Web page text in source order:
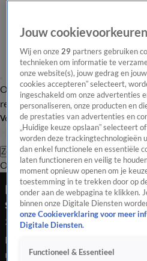
Overzicht Laatste nieuws Regionieuws
redactie
Volg Hart van Nederland
Zoeken
OverzichtRegioUitzendingenWeer
Kwart volwassenen met
sociale contacten
2 okt 2024, 13:19
Een op de vijf jongeren en een op
met post-covid hebben door hun
Jouw cookievoorkeuren
Wij en onze29 partners gebruiken
technieken om informatie te
onze website(s), jouw gedrag en
cookies accepteren” selecteert,
ingeschakeld om onze advertenties
personaliseren, onze producten en
de prestaties van advertenties en
„Huidige keuze opslaan” selecteert
worden deze trackingtechnologieën
dan enkel functionele en essentiële
laten functioneren en veilig te
moment opnieuw openen om je
toestemming in te trekken door op
onder aan de webpagina te klikken.
binnen onze Digitale Diensten
onze Cookieverklaring voor meer
Digitale Diensten.
Functioneel & Essentieel